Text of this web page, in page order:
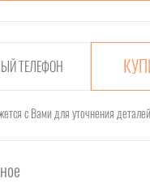
с Вами для уточнения деталей